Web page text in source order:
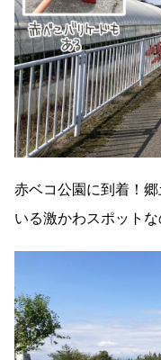
赤ベコ公園に到着！
いる激かわスポットな